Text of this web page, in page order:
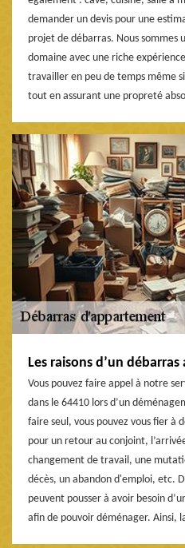
demander un devis pour une
projet de débarras. Nous sommes
domaine avec une riche
travailler en peu de temps même
tout en assurant une propreté
Les raisons d’un
Vous pouvez faire appel à notre
dans le 64410 lors d’un
faire seul, vous pouvez vous fier à
pour un retour au conjoint,
changement de travail, une
décès, un abandon d'emploi, etc.
peuvent pousser à avoir besoin
afin de pouvoir déménager. Ainsi,